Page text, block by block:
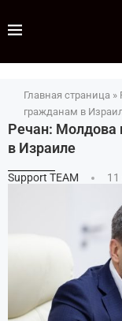
Главная страница »
гражданам в
Речан:
в Израиле
Support TEAM 11